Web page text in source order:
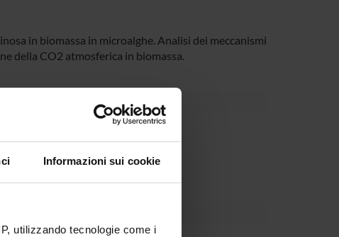
Informazioni sui cookie
utilizzando tecnologie come i
in biomassa in microalghe. Analisi dei meccanismi
della CO2 atmosferica in biomassa.